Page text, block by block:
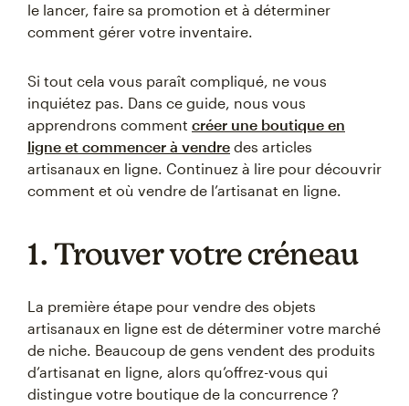
le lancer, faire sa promotion et à déterminer
comment gérer votre inventaire.
Si tout cela vous paraît compliqué, ne vous
inquiétez pas. Dans ce guide, nous vous
apprendrons comment créer une boutique en
ligne et commencer à vendre des articles
artisanaux en ligne. Continuez à lire pour découvrir
comment et où vendre de l’artisanat en ligne.
1. Trouver votre créneau
La première étape pour vendre des objets
artisanaux en ligne est de déterminer votre marché
de niche. Beaucoup de gens vendent des produits
d’artisanat en ligne, alors qu’offrez-vous qui
distingue votre boutique de la concurrence ?